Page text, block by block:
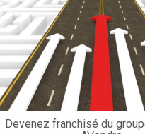
Devenez franchisé du